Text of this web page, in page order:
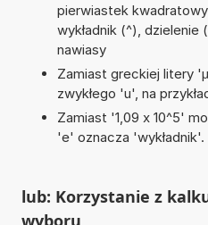
pierwiastek
wykładnik (^),
nawiasy
Zamiast greckiej litery
zwykłego 'u', na
Zamiast '1,09 x 10^5'
'e' oznacza 'wykładnik'.
lub: Korzystanie z
wyboru